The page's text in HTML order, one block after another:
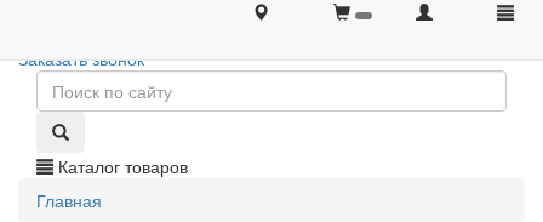
+7 (495) 646-08-66
Заказать звонок
Каталог товаров
Главная